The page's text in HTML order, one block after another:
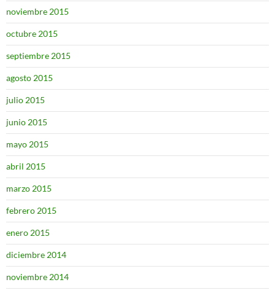
noviembre 2015
octubre 2015
septiembre 2015
agosto 2015
julio 2015
junio 2015
mayo 2015
abril 2015
marzo 2015
febrero 2015
enero 2015
diciembre 2014
noviembre 2014